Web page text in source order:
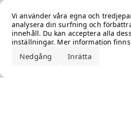
Vi använder våra egna och
analysera din surfning och
innehåll. Du kan acceptera alla
inställningar. Mer information
Nedgång Inrätta
Error loading